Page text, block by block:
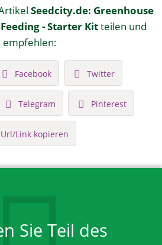
Seedcity.de: Greenhouse
- Starter Kitteilen und
empfehlen:
Facebook Twitter
Telegram Pinterest
Url/Link kopieren
Sie Teil des